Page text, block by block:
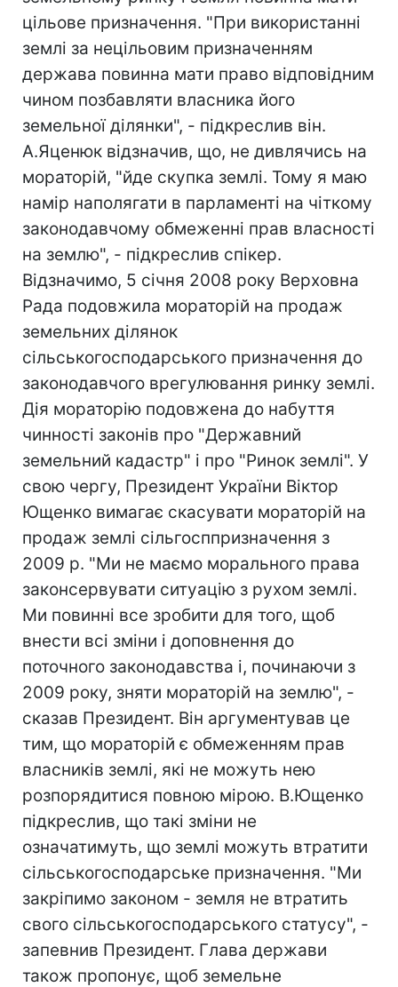
цільове призначення. "При використанні
землі за нецільовим призначенням
держава повинна мати право відповідним
чином позбавляти власника його
земельної ділянки", - підкреслив він.
А.Яценюк відзначив, що, не дивлячись на
мораторій, "йде скупка землі. Тому я маю
намір наполягати в парламенті на чіткому
законодавчому обмеженні прав власності
на землю", - підкреслив спікер.
Відзначимо, 5 січня 2008 року Верховна
Рада подовжила мораторій на продаж
земельних ділянок
сільськогосподарського призначення до
законодавчого врегулювання ринку землі.
Дія мораторію подовжена до набуття
чинності законів про "Державний
земельний кадастр" і про "Ринок землі". У
свою чергу, Президент України Віктор
Ющенко вимагає скасувати мораторій на
продаж землі сільгосппризначення з
2009 р. "Ми не маємо морального права
законсервувати ситуацію з рухом землі.
Ми повинні все зробити для того, щоб
внести всі зміни і доповнення до
поточного законодавства і, починаючи з
2009 року, зняти мораторій на землю", -
сказав Президент. Він аргументував це
тим, що мораторій є обмеженням прав
власників землі, які не можуть нею
розпорядитися повною мірою. В.Ющенко
підкреслив, що такі зміни не
означатимуть, що землі можуть втратити
сільськогосподарське призначення. "Ми
закріпимо законом - земля не втратить
свого сільськогосподарського статусу", -
запевнив Президент. Глава держави
також пропонує, щоб земельне